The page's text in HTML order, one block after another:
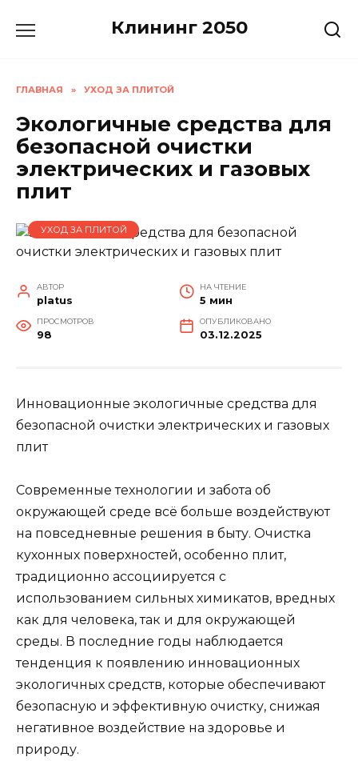
Клининг 2050
ГЛАВНАЯ » УХОД ЗА ПЛИТОЙ
Экологичные средства для
безопасной очистки
электрических и газовых
плит
УХОД ЗА ПЛИТОЙ
АВТОР
platus
НА ЧТЕНИЕ
5 мин
ПРОСМОТРОВ
98
ОПУБЛИКОВАНО
03.12.2025
Инновационные экологичные средства для
безопасной очистки электрических и газовых
плит
Современные технологии и забота об
окружающей среде всё больше воздействуют
на повседневные решения в быту. Очистка
кухонных поверхностей, особенно плит,
традиционно ассоциируется с
использованием сильных химикатов, вредных
как для человека, так и для окружающей
среды. В последние годы наблюдается
тенденция к появлению инновационных
экологичных средств, которые обеспечивают
безопасную и эффективную очистку, снижая
негативное воздействие на здоровье и
природу.